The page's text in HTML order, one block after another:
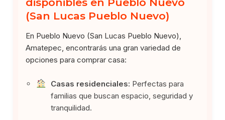
(San Lucas Pueblo Nuevo)
En Pueblo Nuevo (San Lucas Pueblo Nuevo),
Amatepec, encontrarás una gran variedad de
opciones para comprar casa:
Casas residenciales: Perfectas para
familias que buscan espacio, seguridad y
tranquilidad.